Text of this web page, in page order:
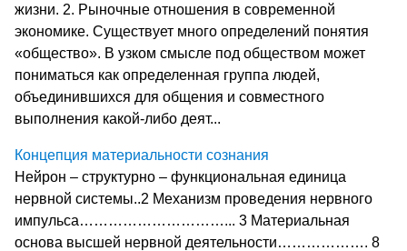
жизни. 2. Рыночные отношения в современной
экономике. Существует много определений понятия
«общество». В узком смысле под обществом может
пониматься как определенная группа людей,
объединившихся для общения и совместного
выполнения какой-либо деят...
Концепция материальности сознания
Нейрон – структурно – функциональная единица
нервной системы..2 Механизм проведения нервного
импульса…………………………... 3 Материальная
основа высшей нервной деятельности………………. 8